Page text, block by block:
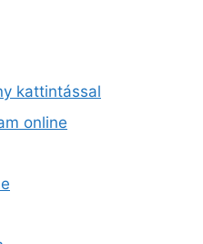
kattintással
online